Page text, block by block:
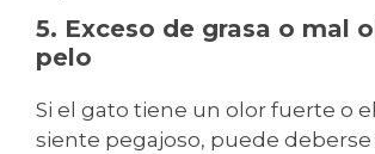
5. Exceso de grasa o mal
pelo
Si el gato tiene un olor fuerte o
siente pegajoso, puede deberse